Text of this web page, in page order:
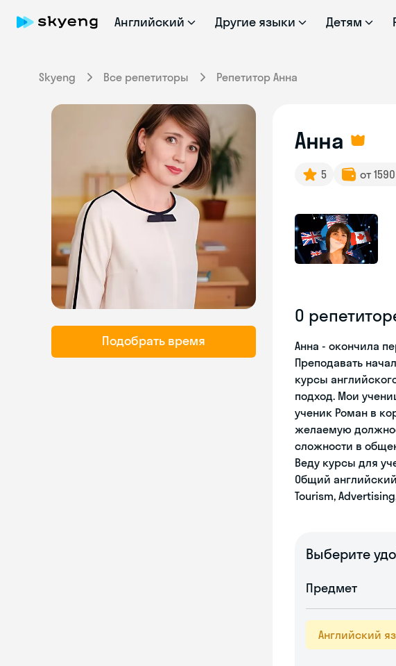
Английский Другие языки Детям
Skyeng Все репетиторы Репетитор Анна
Подобрать время
Анна
5 от
О
Анна - окончила
Преподавать
курсы
подход. Мои
ученик Роман в
желаемую
сложности в
Веду курсы для
Общий
Tourism,
Выберите
Предмет
Английский